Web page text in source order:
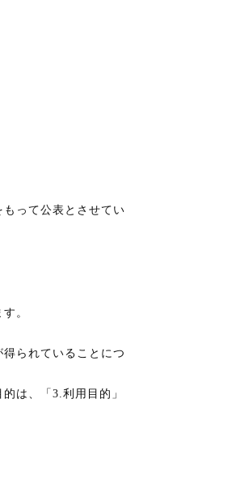
って公表とさせてい
。
られていることにつ
は、「3.利用目的」